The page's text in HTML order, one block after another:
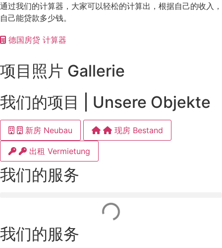
通过我们的计算器，大家可以轻松的计算出，根据自己的收入，
自己能贷款多少钱。
德国房贷 计算器
项目照片 Gallerie
我们的项目 | Unsere Objekte
新房 Neubau 现房 Bestand
出租 Vermietung
我们的服务
我们的服务